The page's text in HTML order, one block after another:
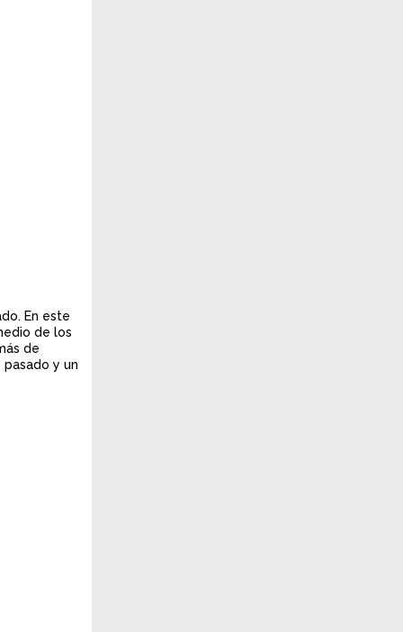
En este
de los
de
y un